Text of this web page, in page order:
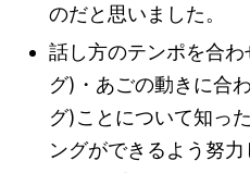
のだと思いました。
話し方のテンポを合
グ)・あごの動きに合
グ)ことについて知っ
ングができるよう努